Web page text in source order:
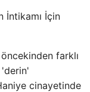
İntikamı İçin
farklı
cinayetinde